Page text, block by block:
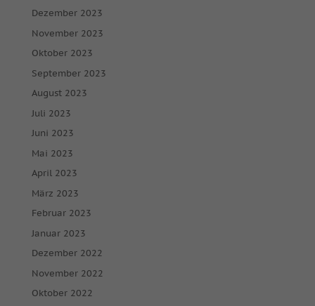
Dezember 2023
November 2023
Oktober 2023
September 2023
August 2023
Juli 2023
Juni 2023
Mai 2023
April 2023
März 2023
Februar 2023
Januar 2023
Dezember 2022
November 2022
Oktober 2022